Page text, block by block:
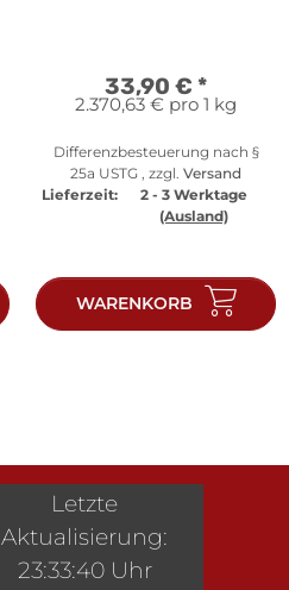
33,90 € *
2.370,63 € pro 1 kg
Differenzbesteuerung nach §
25a USTG , zzgl. Versand
Lieferzeit:
2 - 3 Werktage
(Ausland)
WARENKORB
Letzte
Aktualisierung:
23:33:40 Uhr